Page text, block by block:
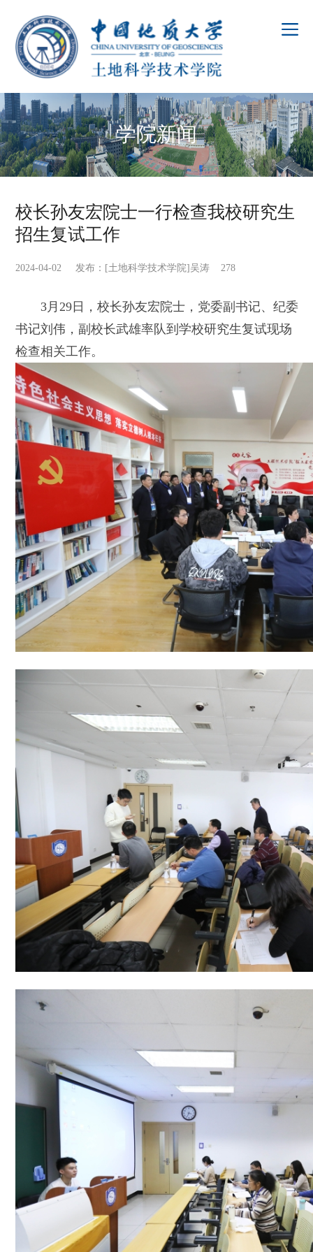
学院新闻
校长孙友宏院士一行检查我校研究生
招生复试工作
2024-04-02 发布：[土地科学技术学院]吴涛 278
3月29日，校长孙友宏院士，党委副书记、纪委
书记刘伟，副校长武雄率队到学校研究生复试现场
检查相关工作。